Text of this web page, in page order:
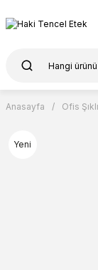
Anasayfa Ofis
Yeni